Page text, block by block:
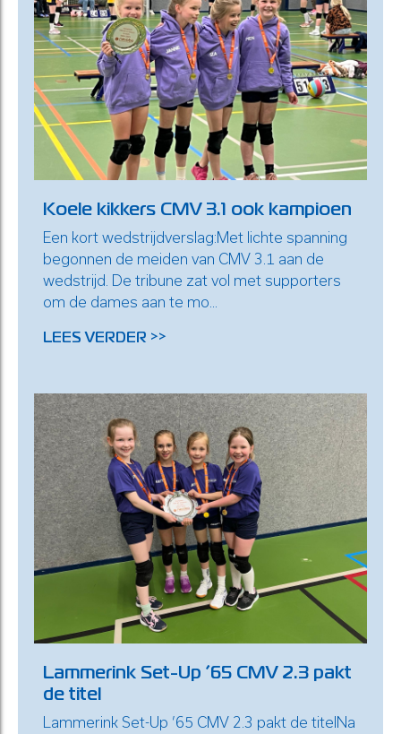
Koele kikkers CMV 3.1 ook kampioen
Een kort wedstrijdverslag:Met lichte spanning
begonnen de meiden van CMV 3.1 aan de
wedstrijd. De tribune zat vol met supporters
om de dames aan te mo...
LEES VERDER >>
Lammerink Set-Up ’65 CMV 2.3 pakt
de titel
Lammerink Set-Up ’65 CMV 2.3 pakt de titelNa